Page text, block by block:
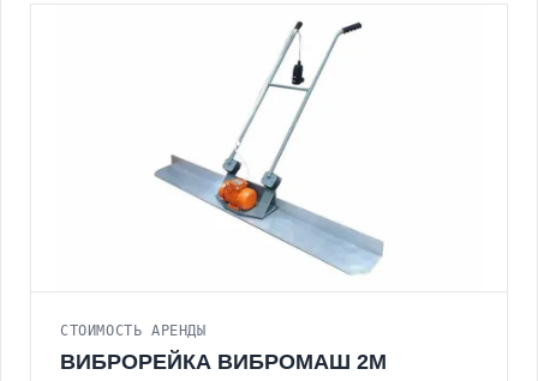
СТОИМОСТЬ АРЕНДЫ
ВИБРОРЕЙКА ВИБРОМАШ 2М